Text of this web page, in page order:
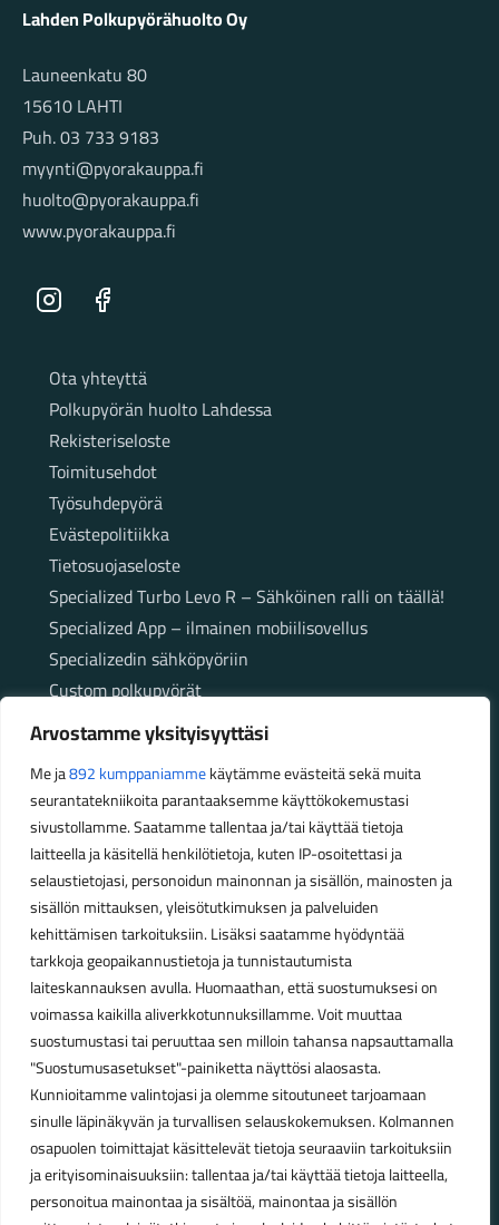
Arvostamme yksityisyyttäsi
Me ja892 kumppaniammekäytämme evästeitä sekä muita
seurantatekniikoita parantaaksemme käyttökokemustasi
sivustollamme. Saatamme tallentaa ja/tai käyttää tietoja
laitteella ja käsitellä henkilötietoja, kuten IP-osoitettasi ja
selaustietojasi, personoidun mainonnan ja sisällön, mainosten ja
sisällön mittauksen, yleisötutkimuksen ja palveluiden
kehittämisen tarkoituksiin. Lisäksi saatamme hyödyntää
tarkkoja geopaikannustietoja ja tunnistautumista
laiteskannauksen avulla. Huomaathan, että suostumuksesi on
voimassa kaikilla aliverkkotunnuksillamme. Voit muuttaa
suostumustasi tai peruuttaa sen milloin tahansa napsauttamalla
"Suostumusasetukset"-painiketta näyttösi alaosasta.
Kunnioitamme valintojasi ja olemme sitoutuneet tarjoamaan
sinulle läpinäkyvän ja turvallisen selauskokemuksen. Kolmannen
osapuolen toimittajat käsittelevät tietoja seuraaviin tarkoituksiin
ja erityisominaisuuksiin: tallentaa ja/tai käyttää tietoja laitteella,
personoitua mainontaa ja sisältöä, mainontaa ja sisällön
Lahden Polkupyörähuolto Oy
Launeenkatu 80
15610 LAHTI
Puh. 03 733 9183
myynti@pyorakauppa.fi
huolto@pyorakauppa.fi
www.pyorakauppa.fi
Instagram Facebook
SivutOta yhteyttä
Polkupyörän huolto Lahdessa
Rekisteriseloste
Toimitusehdot
Työsuhdepyörä
Evästepolitiikka
Tietosuojaseloste
Specialized Turbo Levo R – Sähköinen ralli on täällä!
Specialized App – ilmainen mobiilisovellus
Specializedin sähköpyöriin
Custom polkupyörät
Fatbikellä helppoa ja huoletonta etenemistä
maastossa
Aukioloajat
Talvikauden aukioloajat (1.10.2025 – 28.2.2026)
Ma-Pe 10-18
La 10-14
Kesäkauden aukioloajat (1.3.2026 – 30.9.2026)
Ma-Pe 10-18
La 9-15
Poikkeavat aukioloajat:
Pyhäinpäivä lauantai 31.10. – suljettu
© Lahden Polkupyörähuolto - 2026